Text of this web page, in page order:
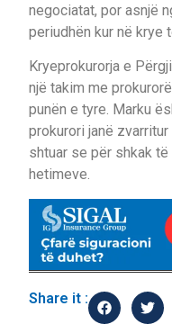
negociatat, por asnjë
periudhën kur në krye
Kryeprokurorja e
një takim me
punën e tyre. Marku
prokurori janë
shtuar se për shkak
hetimeve.
Share it :